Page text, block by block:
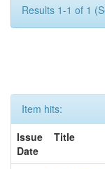
Results 1-1 of 1
Item hits:
Issue
Date
Title